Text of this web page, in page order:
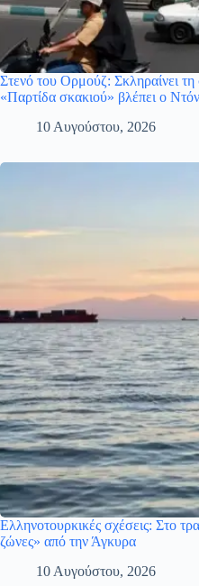
Στενό του Ορμούζ: Σκληραίνει
«Παρτίδα σκακιού» βλέπει ο
10 Αυγούστου, 2026
Ελληνοτουρκικές σχέσεις: Στο
ζώνες» από την Άγκυρα
10 Αυγούστου, 2026